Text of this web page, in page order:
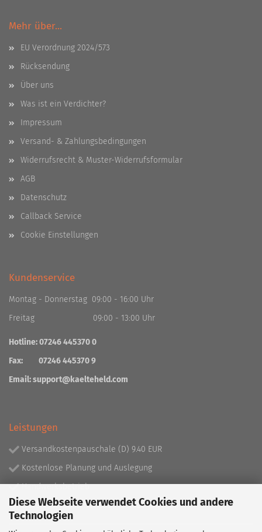
Diese Webseite verwendet Cookies und andere
Technologien
Mehr über...
EU Verordnung 2024/573
Rücksendung
Über uns
Was ist ein Verdichter?
Impressum
Versand- & Zahlungsbedingungen
Widerrufsrecht & Muster-Widerrufsformular
AGB
Datenschutz
Callback Service
Cookie Einstellungen
Kundenservice
Montag - Donnerstag 09:00 - 16:00 Uhr
Freitag 09:00 - 13:00 Uhr
Hotline: 07246 445370 0
Fax: 07246 445370 9
Email:support@kaelteheld.com
Leistungen
Versandkostenpauschale (D) 9.40 EUR
Kostenlose Planung und Auslegung
Handwerksbetrieb
Lieferprogramm mit über 130.000 Artikeln!